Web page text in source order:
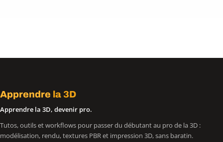
Apprendre la 3D
Apprendre la 3D, devenir pro.
Tutos, outils et workflows pour passer du débutant au pro de la 3D :
modélisation, rendu, textures PBR et impression 3D, sans baratin.